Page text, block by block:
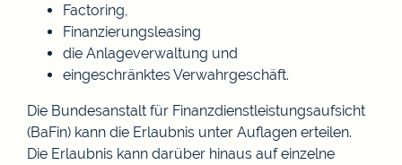
Factoring,
Finanzierungsleasing
die Anlageverwaltung und
eingeschränktes Verwahrgeschäft.
Die Bundesanstalt für Finanzdienstleistungsaufsicht
(BaFin) kann die Erlaubnis unter Auflagen erteilen.
Die Erlaubnis kann darüber hinaus auf einzelne